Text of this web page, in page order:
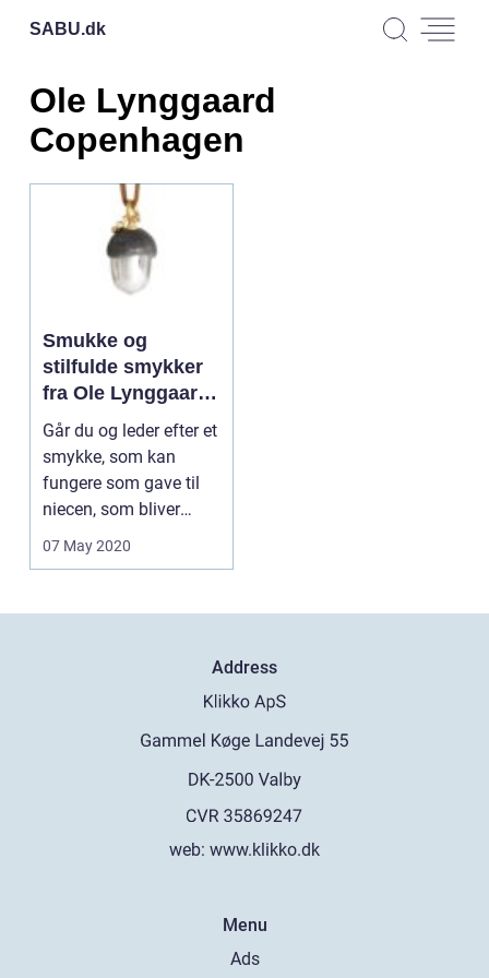
SABU.dk
Ole Lynggaard
Copenhagen
Smukke og
stilfulde smykker
fra Ole Lynggaard
Copenhagen
Går du og leder efter et
smykke, som kan
fungere som gave til
niecen, som bliver
student, din ...
07 May 2020
Address
web: www.klikko.dk
Menu
Ads